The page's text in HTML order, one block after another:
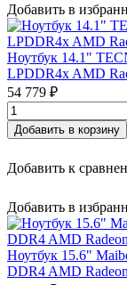
Добавить в
Ноутбук 14.1"
LPDDR4x AMD
54 779 ₽
Добавить в корзину
Добавить к
Добавить в
Ноутбук 15.6"
DDR4 AMD